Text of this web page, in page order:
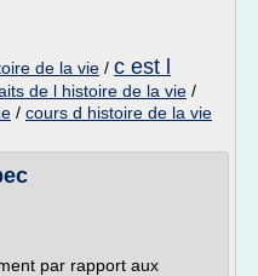
de la vie / c est l
de l histoire de la vie /
/ cours d histoire de la vie
par rapport aux